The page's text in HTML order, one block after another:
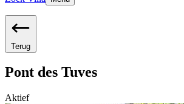
Terug
Pont des Tuves
Aktief